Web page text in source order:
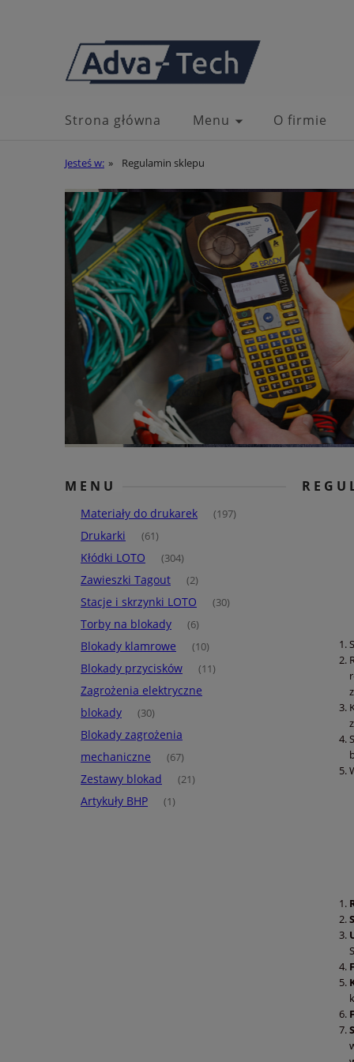
Strona główna Menu O firmie
Jesteś w: » Regulamin sklepu
MENU
Materiały do drukarek (197)
Drukarki (61)
Kłódki LOTO (304)
Zawieszki Tagout (2)
Stacje i skrzynki LOTO (30)
Torby na blokady (6)
Blokady klamrowe (10)
Blokady przycisków (11)
Zagrożenia elektryczne
blokady
(30)
Blokady zagrożenia
mechaniczne
(67)
Zestawy blokad (21)
Artykuły BHP (1)